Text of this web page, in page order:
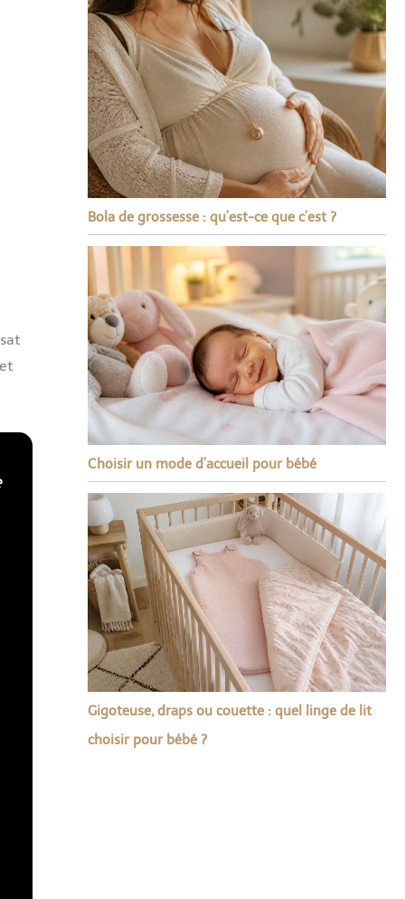
Bola de grossesse : qu’est-ce que c’est ?
Choisir un mode d’accueil pour bébé
Gigoteuse, draps ou couette : quel linge de lit
choisir pour bébé ?